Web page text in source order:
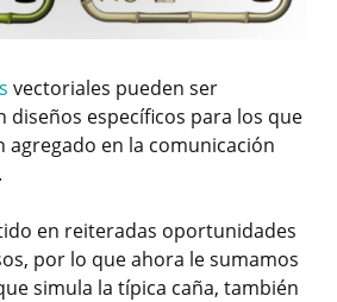
vectoriales pueden ser
diseños específicos para los que
agregado en la comunicación
en reiteradas oportunidades
por lo que ahora le sumamos
simula la típica caña, también